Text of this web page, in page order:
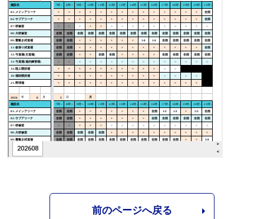
前のページへ戻る